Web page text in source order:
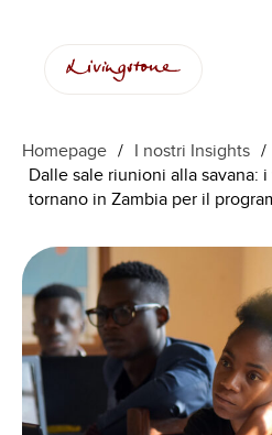
contenuto
Homepage / I nostri Insights /
Dalle sale riunioni alla savana:
tornano in Zambia per il